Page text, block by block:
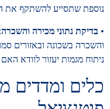
נוספת שתסייע להשתקף את
• בדיקת נתוני מכירה והשכרה
והשכרה בשכונה ובאזורים
ניתוח מגמות יעזור לוודא
כלים ומדדים